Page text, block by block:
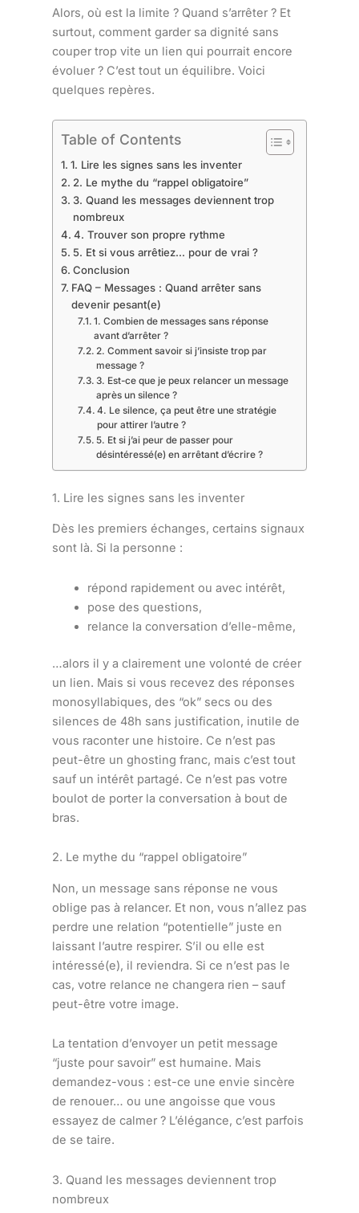
Alors, où est la limite ? Quand s’arrêter ? Et
surtout, comment garder sa dignité sans
couper trop vite un lien qui pourrait encore
évoluer ? C’est tout un équilibre. Voici
quelques repères.
Table of Contents
1. Lire les signes sans les inventer
2. Le mythe du “rappel obligatoire”
3. Quand les messages deviennent trop
nombreux
4. Trouver son propre rythme
5. Et si vous arrêtiez… pour de vrai ?
Conclusion
FAQ – Messages : Quand arrêter sans
devenir pesant(e)
1. Combien de messages sans réponse
avant d’arrêter ?
2. Comment savoir si j’insiste trop par
message ?
3. Est-ce que je peux relancer un message
après un silence ?
4. Le silence, ça peut être une stratégie
pour attirer l’autre ?
5. Et si j’ai peur de passer pour
désintéressé(e) en arrêtant d’écrire ?
1. Lire les signes sans les inventer
Dès les premiers échanges, certains signaux
sont là. Si la personne :
répond rapidement ou avec intérêt,
pose des questions,
relance la conversation d’elle-même,
…alors il y a clairement une volonté de créer
un lien. Mais si vous recevez des réponses
monosyllabiques, des “ok” secs ou des
silences de 48h sans justification, inutile de
vous raconter une histoire. Ce n’est pas
peut-être un ghosting franc, mais c’est tout
sauf un intérêt partagé. Ce n’est pas votre
boulot de porter la conversation à bout de
bras.
2. Le mythe du “rappel obligatoire”
Non, un message sans réponse ne vous
oblige pas à relancer. Et non, vous n’allez pas
perdre une relation “potentielle” juste en
laissant l’autre respirer. S’il ou elle est
intéressé(e), il reviendra. Si ce n’est pas le
cas, votre relance ne changera rien – sauf
peut-être votre image.
La tentation d’envoyer un petit message
“juste pour savoir” est humaine. Mais
demandez-vous : est-ce une envie sincère
de renouer… ou une angoisse que vous
essayez de calmer ? L’élégance, c’est parfois
de se taire.
3. Quand les messages deviennent trop
nombreux